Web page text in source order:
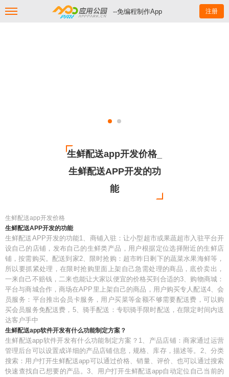
--免编程制作App 注册
生鲜配送app开发价格_
生鲜配送APP开发的功
能
生鲜配送app开发价格
生鲜配送APP开发的功能
生鲜配送APP开发的功能1、商铺入驻：让小型超市或果蔬超市入驻平台开
设自己的店铺，发布自己的生鲜类产品，用户根据定位选择附近的生鲜店
铺，按需购买。配送到家2、限时抢购：超市昨日剩下的蔬菜水果海鲜等，
所以要抓紧处理，在限时抢购里面上架自己急需处理的商品，底价卖出，
一来自己不赔钱，二来也能让大家以便宜的价格买到合适的3、购物商城：
平台与商城合作，商场在APP里上架自己的商品，用户购买专人配送4、会
员服务：平台推出会员卡服务，用户买菜等金额不够需要配送费，可以购
买会员服务免配送费，5、骑手配送：专职骑手限时配送，在限定时间内送
达客户手中
生鲜配送app软件开发有什么功能制定方案？
生鲜配送app软件开发有什么功能制定方案？1、产品店铺：商家通过运营
管理后台可以设置成详细的产品店铺信息，规格、库存，描述等。2、分类
搜索：用户打开生鲜配送app可以通过价格、销量、评价、也可以通过搜索
快速查找自己想要的产品。3、用户打开生鲜配送app自动定位自己当前的